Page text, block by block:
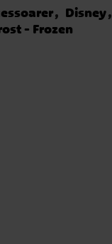
Disney
- Frozen